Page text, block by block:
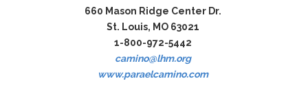
660 Mason Ridge Center Dr.
St. Louis, MO 63021
1-800-972-5442
camino@lhm.org
www.paraelcamino.com